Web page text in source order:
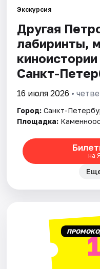
Города
Площадки
Артисты
Рейтинги
Экскурсия
Другая
лабиринты,
Санкт-
16 июля 2026 •
Город: Санкт-
Площадка:
на